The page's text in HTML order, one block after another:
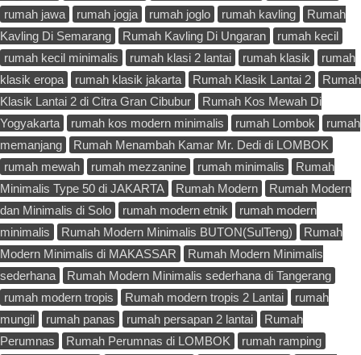
rumah jawa
rumah jogja rumah joglo rumah kavling
Rumah
Kavling Di Semarang
Rumah Kavling Di Ungaran
rumah kecil
rumah kecil minimalis
rumah klasi 2 lantai rumah klasik
rumah
klasik eropa
rumah klasik jakarta Rumah Klasik Lantai 2
Rumah
Klasik Lantai 2 di Citra Gran Cibubur
Rumah Kos Mewah Di
Yogyakarta
rumah kos modern minimalis rumah Lombok
rumah
memanjang
Rumah Menambah Kamar Mr. Dedi di LOMBOK
rumah mewah
rumah mezzanine rumah minimalis
Rumah
Minimalis Type 50 di JAKARTA
Rumah Modern
Rumah Modern
dan Minimalis di Solo
rumah modern etnik
rumah modern
minimalis
Rumah Modern Minimalis BUTON(SulTeng)
Rumah
Modern Minimalis di MAKASSAR
Rumah Modern Minimalis
sederhana
Rumah Modern Minimalis sederhana di Tangerang
rumah modern tropis
Rumah modern tropis 2 Lantai
rumah
mungil
rumah panas rumah persapan 2 lantai
Rumah
Perumnas
Rumah Perumnas di LOMBOK
rumah ramping